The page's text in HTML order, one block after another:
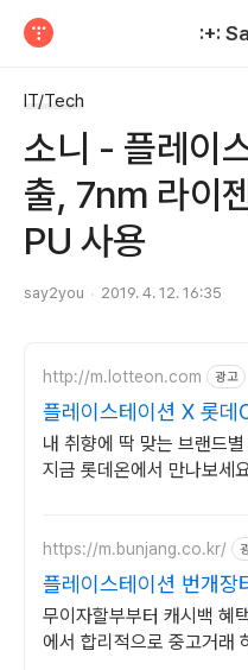
:+:
IT/Tech
소니 - 플레이
출, 7nm 라이
PU 사용
say2you 2019. 4. 12. 16:35
http://m.lotteon.com 광고
플레이스테이션 X 롯데
대 5천원 혜택!
내 취향에 딱 맞는 브랜드
지금 롯데온에서 만나보세
https://m.bunjang.co.kr/
플레이스테이션 번개장
랜드 중고거래
무이자할부부터 캐시백 혜
에서 합리적으로 중고거래